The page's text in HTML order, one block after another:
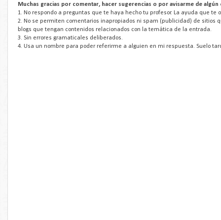
Muchas gracias por comentar, hacer sugerencias o por avisarme de
1. No respondo a preguntas que te haya hecho tu profesor. La ayuda que te
2. No se permiten comentarios inapropiados ni spam (publicidad) de sitios
blogs que tengan contenidos relacionados con la temática de la entrada.
3. Sin errores gramaticales deliberados.
4. Usa un nombre para poder referirme a alguien en mi respuesta. Suelo